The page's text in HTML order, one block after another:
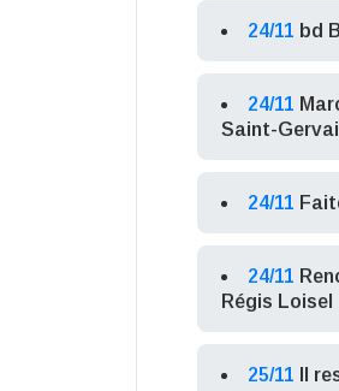
24/11 bd
24/11
Saint-
24/11
24/11
Régis Loisel
25/11
Il